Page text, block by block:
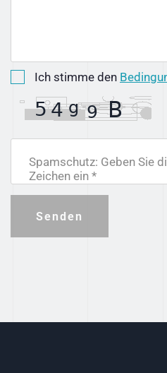
Ich stimme den
Spamschutz: Geben Sie
Zeichen ein *
Senden